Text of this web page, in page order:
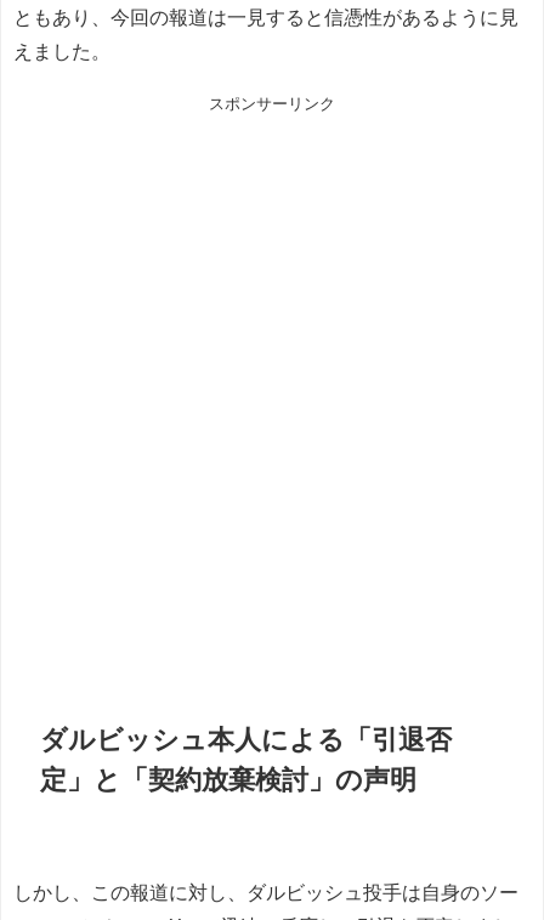
ともあり、今回の報道は一見すると信憑性があるように見
えました。
スポンサーリンク
ダルビッシュ本人による「引退否
定」と「契約放棄検討」の声明
しかし、この報道に対し、ダルビッシュ投手は自身のソー